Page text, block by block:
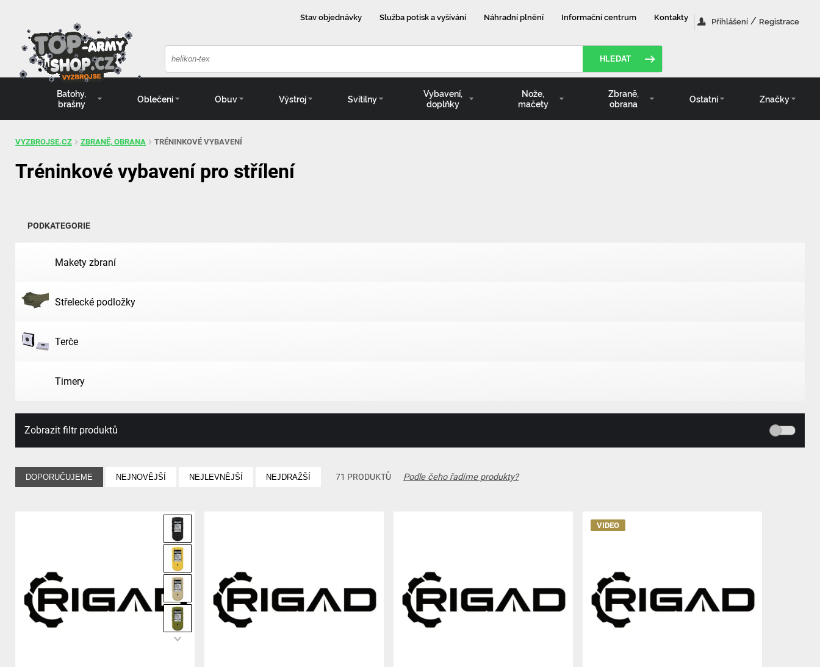
Stav objednávky Služba potisk a vyšívání Náhradní plnění Informační centrum Kontakty Přihlášení / Registrace
HLEDAT
Batohy,
brašny
Oblečení Obuv Výstroj Svítilny
Vybavení,
doplňky
Nože,
mačety
Zbraně,
obrana
Ostatní Značky
VYZBROJSE.CZ ZBRANĚ, OBRANA TRÉNINKOVÉ VYBAVENÍ
Tréninkové vybavení pro střílení
PODKATEGORIE
Makety zbraní
Střelecké podložky
Terče
Timery
Zobrazit filtr produktů
DOPORUČUJEME NEJNOVĚJŠÍ NEJLEVNĚJŠÍ NEJDRAŽŠÍ 71 PRODUKTŮ Podle čeho řadíme produkty?
VIDEO